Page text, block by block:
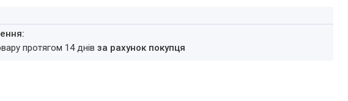
протягом 14 днів за рахунок покупця